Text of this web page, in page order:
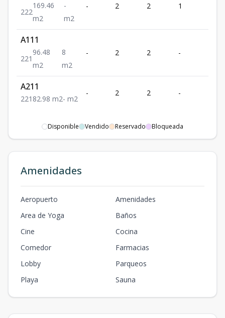
222
169.46
m2
-
m2
- 2 2 1
A111
221
96.48
m2
8
m2
- 2 2 -
A211
221 82.98 m2- m2
- 2 2 -
Disponible Vendido Reservado Bloqueada
Amenidades
Aeropuerto
Amenidades
Area de Yoga
Baños
Cine
Cocina
Comedor
Farmacias
Lobby
Parqueos
Playa
Sauna